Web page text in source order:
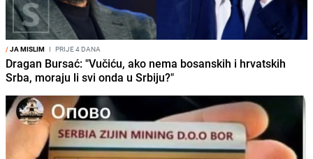
/JA MISLIM I PRIJE 4 DANA
Dragan Bursać: "Vučiću, ako nema bosanskih i hrvatskih
Srba, moraju li svi onda u Srbiju?"